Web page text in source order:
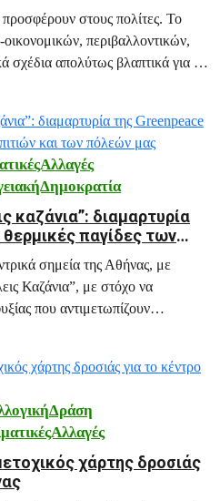
στους πολίτες. Το
περιβαλλοντικών,
σχέδια απολύτως βλαπτικά για το
καζάνια”: διαμαρτυρία
θερμικές παγίδες των
μας
σημεία της Αθήνας, με
Καζάνια”, με στόχο να
που αντιμετωπίζουν
και ειδικά σε περιόδους
χάρτης δροσιάς